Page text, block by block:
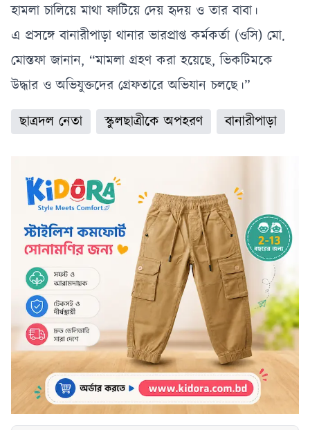
হামলা চালিয়ে মাথা ফাটিয়ে দেয় হৃদয় ও তার বাবা।
এ প্রসঙ্গে বানারীপাড়া থানার ভারপ্রাপ্ত কর্মকর্তা (ওসি) মো.
মোস্তফা জানান, “মামলা গ্রহণ করা হয়েছে, ভিকটিমকে
উদ্ধার ও অভিযুক্তদের গ্রেফতারে অভিযান চলছে।”
ছাত্রদল নেতা
স্কুলছাত্রীকে অপহরণ বানারীপাড়া